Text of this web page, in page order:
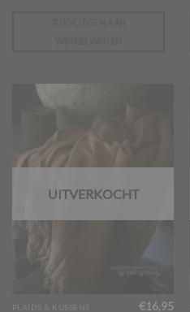
UITVERKOCHT
PLAIDS & KUSSENS €16,95